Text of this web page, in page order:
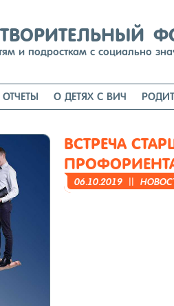
содержимому
и подросткам с социально
ОТЧЕТЫ О ДЕТЯХ С ВИЧ
ВСТРЕЧА
06.10.2019